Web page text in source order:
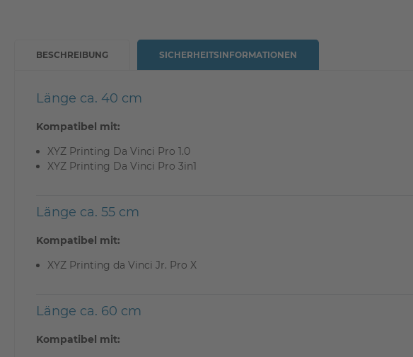
BESCHREIBUNG
Länge ca. 40 cm
Kompatibel mit:
XYZ Printing Da Vinci Pro 1.0
XYZ Printing Da Vinci Pro 3in1
Länge ca. 55 cm
Kompatibel mit:
XYZ Printing da Vinci Jr. Pro X
Länge ca. 60 cm
Kompatibel mit:
SICHERHEITSINFORMATIONEN